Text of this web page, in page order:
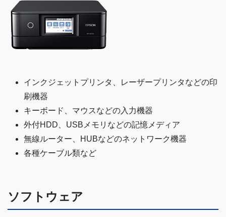
インクジェットプリンタ、レーザープリンタなどの印
刷機器
キーボード、マウスなどの入力機器
外付HDD、USBメモリなどの記憶メディア
無線ルーター、HUBなどのネットワーク機器
各種ケーブル類など
ソフトウェア